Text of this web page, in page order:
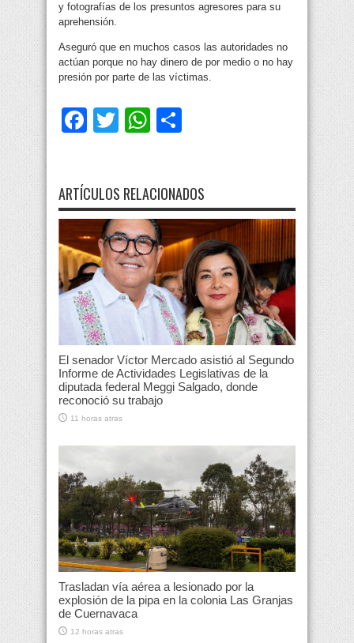
y fotografías de los presuntos agresores para su
aprehensión.
Aseguró que en muchos casos las autoridades no
actúan porque no hay dinero de por medio o no hay
presión por parte de las víctimas.
Facebook
TwitterWhatsApp
ARTÍCULOS RELACIONADOS
El senador Víctor Mercado asistió al Segundo
Informe de Actividades Legislativas de la
diputada federal Meggi Salgado, donde
reconoció su trabajo
11 horas atras
Trasladan vía aérea a lesionado por la
explosión de la pipa en la colonia Las Granjas
de Cuernavaca
12 horas atras